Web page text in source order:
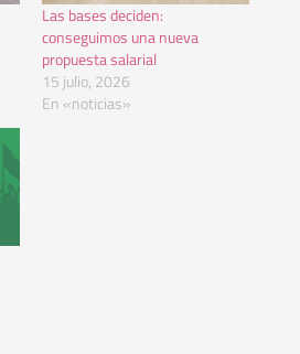
Las bases deciden:
conseguimos una nueva
propuesta salarial
15 julio, 2026
En «noticias»